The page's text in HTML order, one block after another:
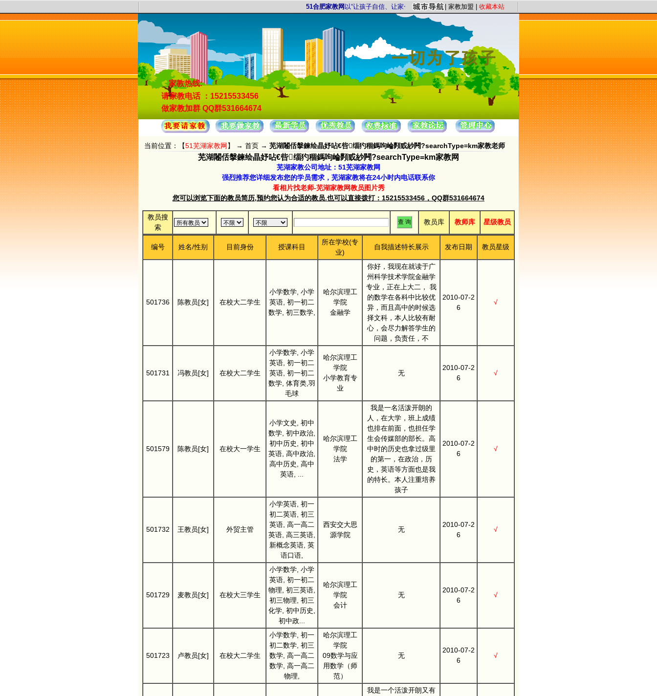
51合肥家教网以“让孩子自信、让家长放心”为服务宗旨，以“证件认证、星级评定”保证教员质量，以“系统化、高质量、快节奏”
家教加盟 收藏本站
家教热线:
请家教电话 ：15215533456
做家教加群 QQ群531664674
当前位置：【51芜湖家教网】 → 首页 → 芜湖闂佸搫鍊绘晶妤呫€呰缁犳稒鎷呴崘顭戜紗闁?searchType=km家教老师
芜湖闂佸搫鍊绘晶妤呫€呰缁犳稒鎷呴崘顭戜紗闁?searchType=km家教网
芜湖家教公司地址：51芜湖家教网
强烈推荐您详细发布您的学员需求，芜湖家教将在24小时内电话联系你
看相片找老师-芜湖家教网教员图片秀
您可以浏览下面的教员简历,预约您认为合适的教员.也可以直接拨打：15215533456，QQ群531664674
教员搜
索
教员库 教师库 星级教员
编号 姓名/性别 目前身份 授课科目
所在学校(专
业)
自我描述特长展示 发布日期 教员星级
501736 陈教员[女] 在校大二学生
小学数学, 小学
英语, 初一初二
数学, 初三数学,
哈尔滨理工
学院
金融学
你好，我现在就读于广
州科学技术学院金融学
专业，正在上大二， 我
的数学在各科中比较优
异，而且高中的时候选
择文科，本人比较有耐
心，会尽力解答学生的
问题，负责任，不
2010-07-2
6
√
501731 冯教员[女] 在校大二学生
小学数学, 小学
英语, 初一初二
英语, 初一初二
数学, 体育类,羽
毛球
哈尔滨理工
学院
小学教育专
业
无
2010-07-2
6
√
501579 陈教员[女] 在校大一学生
小学文史, 初中
数学, 初中政治,
初中历史, 初中
英语, 高中政治,
高中历史, 高中
英语, ...
哈尔滨理工
学院
法学
我是一名活泼开朗的
人，在大学，班上成绩
也排在前面，也担任学
生会传媒部的部长。高
中时的历史也拿过级里
的第一，在政治，历
史，英语等方面也是我
的特长。本人注重培养
孩子
2010-07-2
6
√
501732 王教员[女] 外贸主管
小学英语, 初一
初二英语, 初三
英语, 高一高二
英语, 高三英语,
新概念英语, 英
语口语,
西安交大思
源学院
无
2010-07-2
6
√
501729 麦教员[女] 在校大三学生
小学数学, 小学
英语, 初一初二
物理, 初三英语,
初三物理, 初三
化学, 初中历史,
初中政...
哈尔滨理工
学院
会计
无
2010-07-2
6
√
501723 卢教员[女] 在校大二学生
小学数学, 初一
初二数学, 初三
数学, 高一高二
数学, 高一高二
物理,
哈尔滨理工
学院
09数学与应
用数学（师
范）
无
2010-07-2
6
√
我是一个活泼开朗又有